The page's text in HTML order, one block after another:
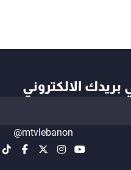
بريدك الالكتروني
@mtvlebanon